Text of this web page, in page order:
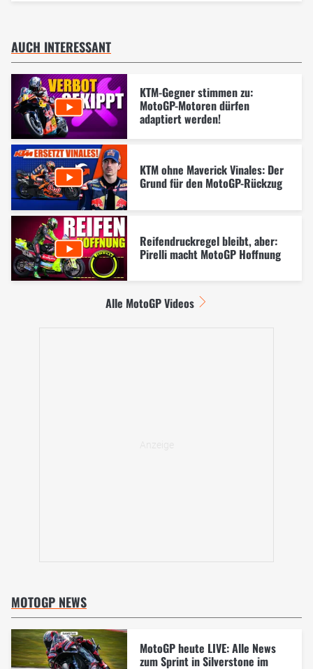
AUCH INTERESSANT
KTM-Gegner stimmen zu:
MotoGP-Motoren dürfen
adaptiert werden!
KTM ohne Maverick Vinales: Der
Grund für den MotoGP-Rückzug
Reifendruckregel bleibt, aber:
Pirelli macht MotoGP Hoffnung
Alle MotoGP Videos
MOTOGP NEWS
MotoGP heute LIVE: Alle News
zum Sprint in Silverstone im